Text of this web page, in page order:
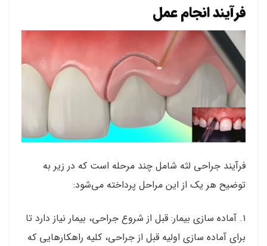
فرآیند انجام عمل
فرآیند جراحی لثه شامل چند مرحله است که در زیر به
توضیح هر یک از این مراحل پرداخته می‌شود:
۱. آماده سازی بیمار: قبل از شروع جراحی، بیمار نیاز دارد تا
برای آماده سازی اولیه قبل از جراحی، کلیه راهکارهایی که